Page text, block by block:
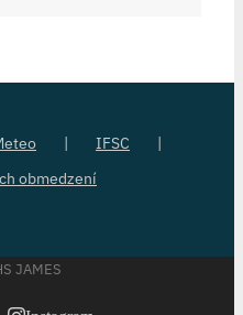
IFSC
obmedzení
JAMES